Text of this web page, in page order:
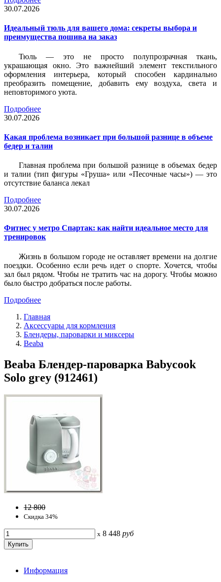
30.07.2026
Идеальный тюль для вашего дома: секреты выбора и
преимущества пошива на заказ
Тюль — это не просто полупрозрачная ткань,
украшающая окно. Это важнейший элемент текстильного
оформления интерьера, который способен кардинально
преобразить помещение, добавить ему воздуха, света и
неповторимого уюта.
Подробнее
30.07.2026
Какая проблема возникает при большой разнице в объеме
бедер и талии
Главная проблема при большой разнице в объемах бедер
и талии (тип фигуры «Груша» или «Песочные часы») — это
отсутствие баланса лекал
Подробнее
30.07.2026
Фитнес у метро Спартак: как найти идеальное место для
тренировок
Жизнь в большом городе не оставляет времени на долгие
поездки. Особенно если речь идет о спорте. Хочется, чтобы
зал был рядом. Чтобы не тратить час на дорогу. Чтобы можно
было быстро добраться после работы.
Подробнее
Главная
Аксессуары для кормления
Блендеры, пароварки и миксеры
Beaba
Beaba Блендер-пароварка Babycook
Solo grey (912461)
12 800
Скидка 34%
x 8 448 руб
Информация